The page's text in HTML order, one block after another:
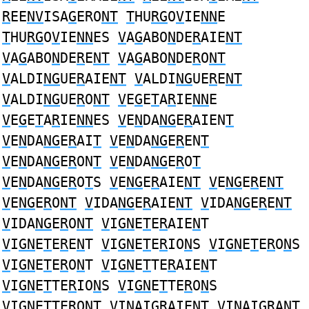
REENVISAGERONT THURGOVIENNE
THURGOVIENNES VAGABONDERAIENT
VAGABONDERENT VAGABONDERONT
VALDINGUERAIENT VALDINGUERENT
VALDINGUERONT VEGETARIENNE
VEGETARIENNES VENDANGERAIENT
VENDANGERAIT VENDANGERENT
VENDANGERONT VENDANGEROT
VENDANGEROTS VENGERAIENT VENGERENT
VENGERONT VIDANGERAIENT VIDANGERENT
VIDANGERONT VIGNETERAIENT
VIGNETERENT VIGNETERIONS VIGNETERONS
VIGNETERONT VIGNETTERAIENT
VIGNETTERIONS VIGNETTERONS